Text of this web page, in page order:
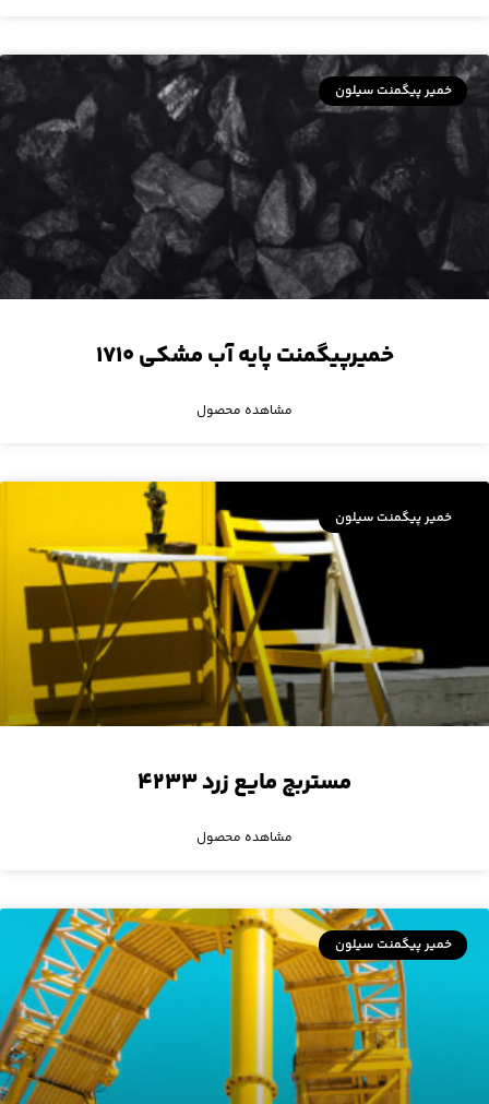
خمیر پیگمنت سیلون
خمیرپیگمنت پایه آب مشکی ۱۷۱۰
مشاهده محصول
خمیر پیگمنت سیلون
مستربچ مایع زرد ۴۲۳۳
مشاهده محصول
خمیر پیگمنت سیلون